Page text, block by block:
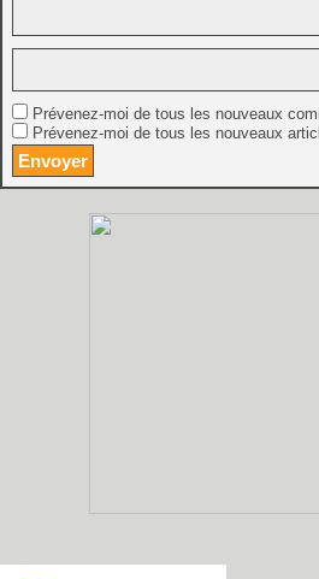
Prévenez-moi de tous les nouveaux
Prévenez-moi de tous les nouveaux